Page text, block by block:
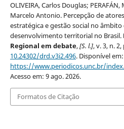
OLIVEIRA, Carlos Douglas;
Marcelo Antonio. Percepção de
estratégica e gestão social no
desenvolvimento territorial no Brasil.
Regional em debate,[S. l.], v. 3, n.
10.24302/drd.v3i2.496. Disponível em:
https://www.periodicos.unc.br/
Acesso em: 9 ago. 2026.
Formatos de Citação